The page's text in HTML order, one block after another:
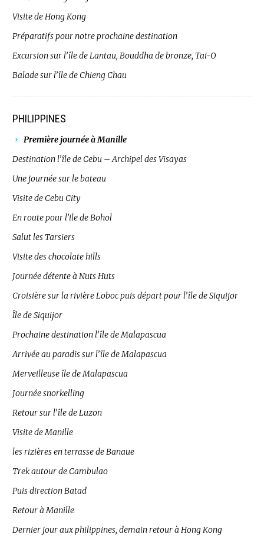
Visite de Hong Kong
Préparatifs pour notre prochaine destination
Excursion sur l’île de Lantau, Bouddha de bronze, Tai-O
Balade sur l’île de Chieng Chau
PHILIPPINES
Première journée à Manille
Destination l’île de Cebu – Archipel des Visayas
Une journée sur le bateau
Visite de Cebu City
En route pour l’ile de Bohol
Salut les Tarsiers
Visite des chocolate hills
Journée détente à Nuts Huts
Croisière sur la rivière Loboc puis départ pour l’île de Siquijor
Île de Siquijor
Prochaine destination l’île de Malapascua
Arrivée au paradis sur l’île de Malapascua
Merveilleuse île de Malapascua
Journée snorkelling
Retour sur l’île de Luzon
Visite de Manille
les rizières en terrasse de Banaue
Trek autour de Cambulao
Puis direction Batad
Retour à Manille
Dernier jour aux philippines, demain retour à Hong Kong